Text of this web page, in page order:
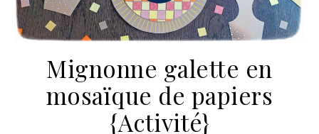
Mignonne galette en
mosaïque de papiers
{Activité}